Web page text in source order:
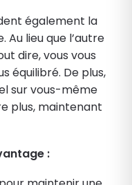
également la
lieu que l’autre
dire, vous vous
équilibré. De plus,
sur vous-même
plus, maintenant
: